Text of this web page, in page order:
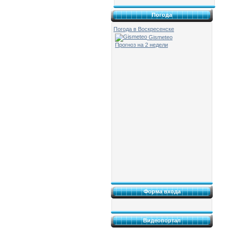
Погода
Погода в Воскресенске
Gismeteo
Прогноз на 2 недели
Форма входа
Видеопортал